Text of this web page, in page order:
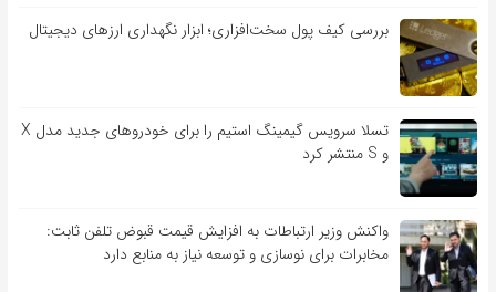
بررسی کیف‌ پول سخت‌افزاری؛ ابزار نگهداری ارزهای دیجیتال
تسلا سرویس گیمینگ استیم را برای خودروهای جدید مدل X
و S منتشر کرد
واکنش وزیر ارتباطات به افزایش قیمت قبوض تلفن ثابت:
مخابرات برای نوسازی و توسعه نیاز به منابع دارد